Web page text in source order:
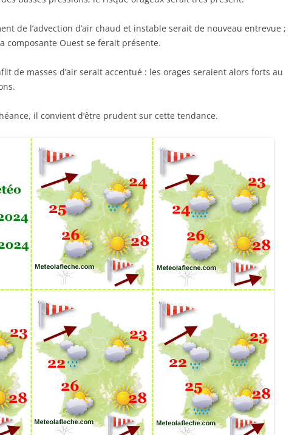
de l’advection d’air chaud et instable serait de nouveau entrevue ;
composante Ouest se ferait présente.
de masses d’air serait accentué : les orages seraient alors forts au
il convient d’être prudent sur cette tendance.